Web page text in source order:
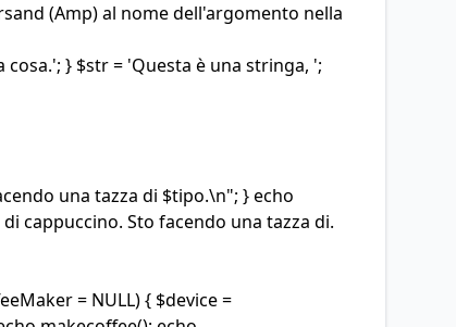
(Amp) al nome dell'argomento nella
} $str = 'Questa è una stringa, ';
una tazza di $tipo.\n"; } echo
cappuccino. Sto facendo una tazza di.
= NULL) { $device =